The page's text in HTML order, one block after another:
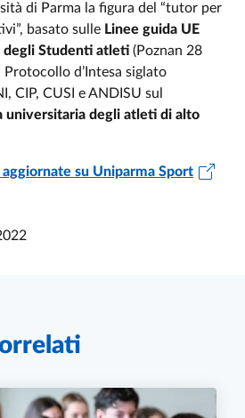
di Parma la figura del “tutor per
basato sulle Linee guida UE
degli Studenti atleti (Poznan 28
d’Intesa siglato
CIP, CUSI e ANDISU sul
universitaria degli atleti di alto
su Uniparma Sport